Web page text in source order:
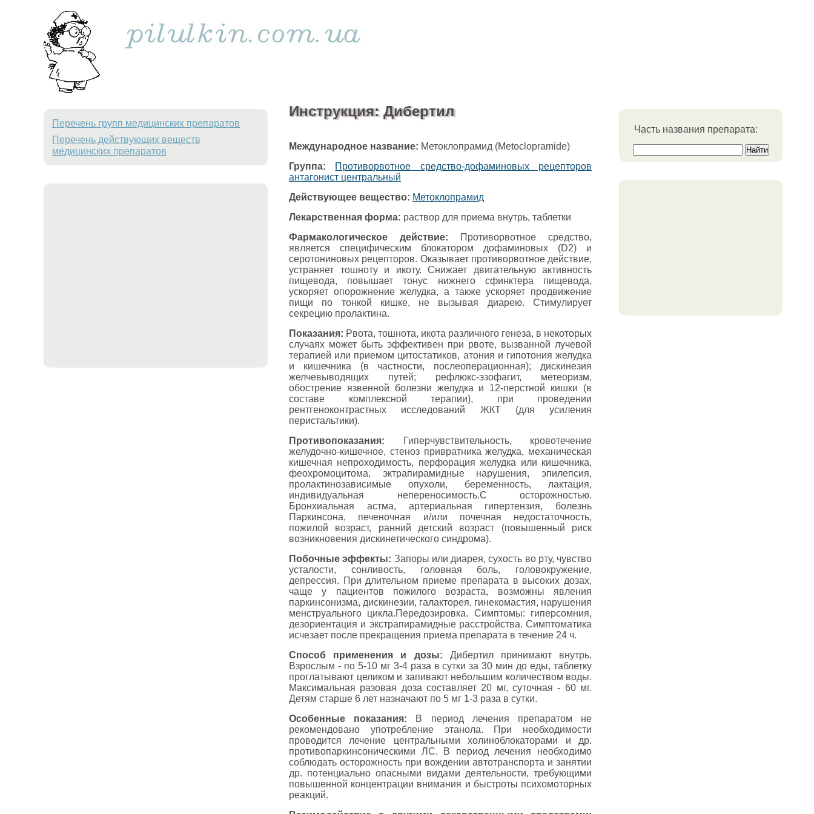
Перечень групп медицинских препаратов
Перечень действующих веществ
медицинских препаратов
Часть названия препарата:
Инструкция: Дибертил
Международное название: Метоклопрамид (Metoclopramide)
Группа:
Противорвотное средство-дофаминовых рецепторов
антагонист центральный
Действующее вещество: Метоклопрамид
Лекарственная форма: раствор для приема внутрь, таблетки
Фармакологическое действие: Противорвотное средство,
является специфическим блокатором дофаминовых (D2) и
серотониновых рецепторов. Оказывает противорвотное действие,
устраняет тошноту и икоту. Снижает двигательную активность
пищевода, повышает тонус нижнего сфинктера пищевода,
ускоряет опорожнение желудка, а также ускоряет продвижение
пищи по тонкой кишке, не вызывая диарею. Стимулирует
секрецию пролактина.
Показания: Рвота, тошнота, икота различного генеза, в некоторых
случаях может быть эффективен при рвоте, вызванной лучевой
терапией или приемом цитостатиков, атония и гипотония желудка
и кишечника (в частности, послеоперационная); дискинезия
желчевыводящих путей; рефлюкс-эзофагит, метеоризм,
обострение язвенной болезни желудка и 12-перстной кишки (в
составе комплексной терапии), при проведении
рентгеноконтрастных исследований ЖКТ (для усиления
перистальтики).
Противопоказания: Гиперчувствительность, кровотечение
желудочно-кишечное, стеноз привратника желудка, механическая
кишечная непроходимость, перфорация желудка или кишечника,
феохромоцитома, эктрапирамидные нарушения, эпилепсия,
пролактинозависимые опухоли, беременность, лактация,
индивидуальная непереносимость.C осторожностью.
Бронхиальная астма, артериальная гипертензия, болезнь
Паркинсона, печеночная и/или почечная недостаточность,
пожилой возраст, ранний детский возраст (повышенный риск
возникновения дискинетического синдрома).
Побочные эффекты: Запоры или диарея, сухость во рту, чувство
усталости, сонливость, головная боль, головокружение,
депрессия. При длительном приеме препарата в высоких дозах,
чаще у пациентов пожилого возраста, возможны явления
паркинсонизма, дискинезии, галакторея, гинекомастия, нарушения
менструального цикла.Передозировка. Симптомы: гиперсомния,
дезориентация и экстрапирамидные расстройства. Симптоматика
исчезает после прекращения приема препарата в течение 24 ч.
Способ применения и дозы: Дибертил принимают внутрь.
Взрослым - по 5-10 мг 3-4 раза в сутки за 30 мин до еды, таблетку
проглатывают целиком и запивают небольшим количеством воды.
Максимальная разовая доза составляет 20 мг, суточная - 60 мг.
Детям старше 6 лет назначают по 5 мг 1-3 раза в сутки.
Особенные показания: В период лечения препаратом не
рекомендовано употребление этанола. При необходимости
проводится лечение центральными холиноблокаторами и др.
противопаркинсоническими ЛС. В период лечения необходимо
соблюдать осторожность при вождении автотранспорта и занятии
др. потенциально опасными видами деятельности, требующими
повышенной концентрации внимания и быстроты психомоторных
реакций.